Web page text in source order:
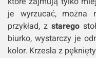
je wyrzucać, można
przykład, z starego
biurko, wystarczy je
kolor. Krzesła z